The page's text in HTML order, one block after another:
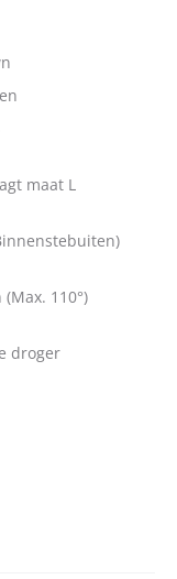
maat L
110°)
droger